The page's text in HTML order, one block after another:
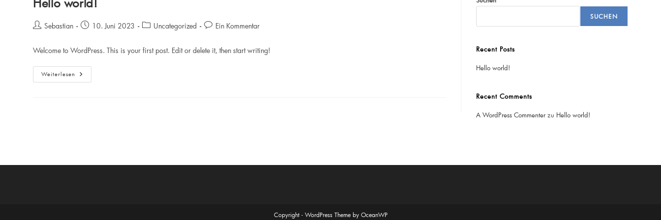
Beitrags-Sebastian
Beitrag10. Juni 2023
Beitrags-Uncategorized
Beitrags-Ein Kommentar
Welcome to WordPress. This is your first post. Edit or delete it, then start writing!
Weiterlesen Hello
World!
SUCHEN
Recent Posts
Hello world!
Recent Comments
A WordPress Commenterzu Hello world!
Copyright - WordPress Theme by OceanWP